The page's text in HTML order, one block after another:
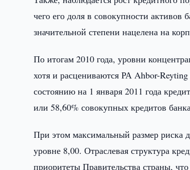
чего его доля в совокупности
значительной степени нацелена на
По итогам 2010 года, уровни
хотя и расцениваются РА Ahbor-
состоянию на 1 января 2011 года
или 58,60% совокупных кредитов
При этом максимальный размер риска
уровне 8,00. Отраслевая структура
приоритеты Правительства страны,